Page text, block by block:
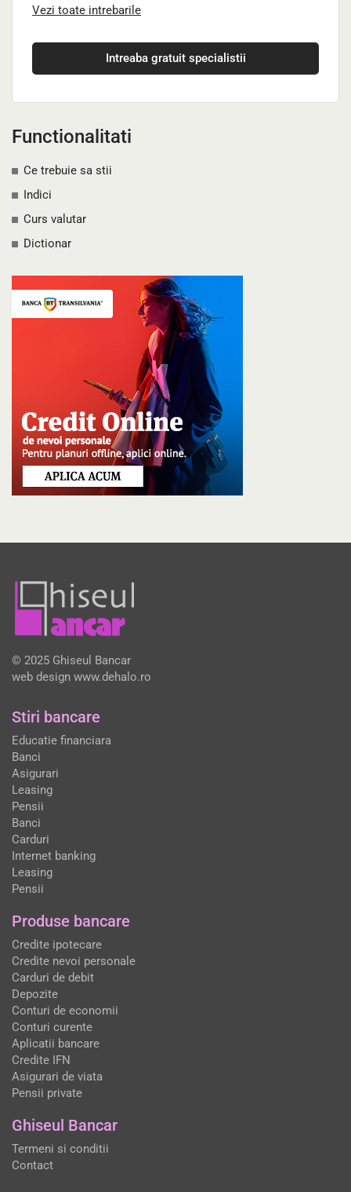
Vezi toate intrebarile
Intreaba gratuit specialistii
Functionalitati
Ce trebuie sa stii
Indici
Curs valutar
Dictionar
© 2025 Ghiseul Bancar
web design www.dehalo.ro
Stiri bancare
Educatie financiara
Banci
Asigurari
Leasing
Pensii
Banci
Carduri
Internet banking
Leasing
Pensii
Produse bancare
Credite ipotecare
Credite nevoi personale
Carduri de debit
Depozite
Conturi de economii
Conturi curente
Aplicatii bancare
Credite IFN
Asigurari de viata
Pensii private
Ghiseul Bancar
Termeni si conditii
Contact